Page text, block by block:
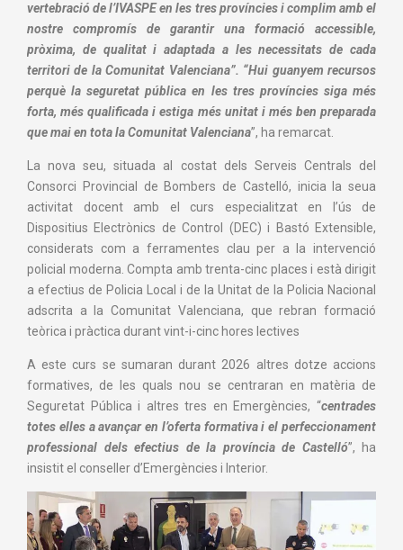
vertebració de l’IVASPE en les tres províncies i complim amb el
nostre compromís de garantir una formació accessible,
pròxima, de qualitat i adaptada a les necessitats de cada
territori de la Comunitat Valenciana”. “Hui guanyem recursos
perquè la seguretat pública en les tres províncies siga més
forta, més qualificada i estiga més unitat i més ben preparada
que mai en tota la Comunitat Valenciana”, ha remarcat.
La nova seu, situada al costat dels Serveis Centrals del
Consorci Provincial de Bombers de Castelló, inicia la seua
activitat docent amb el curs especialitzat en l’ús de
Dispositius Electrònics de Control (DEC) i Bastó Extensible,
considerats com a ferramentes clau per a la intervenció
policial moderna. Compta amb trenta-cinc places i està dirigit
a efectius de Policia Local i de la Unitat de la Policia Nacional
adscrita a la Comunitat Valenciana, que rebran formació
teòrica i pràctica durant vint-i-cinc hores lectives
A este curs se sumaran durant 2026 altres dotze accions
formatives, de les quals nou se centraran en matèria de
Seguretat Pública i altres tres en Emergències, “centrades
totes elles a avançar en l’oferta formativa i el perfeccionament
professional dels efectius de la província de Castelló”, ha
insistit el conseller d’Emergències i Interior.